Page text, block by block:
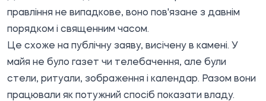
правління не випадкове, воно пов'язане з давнім
порядком і священним часом.
Це схоже на публічну заяву, висічену в камені. У
майя не було газет чи телебачення, але були
стели, ритуали, зображення і календар. Разом вони
працювали як потужний спосіб показати владу.